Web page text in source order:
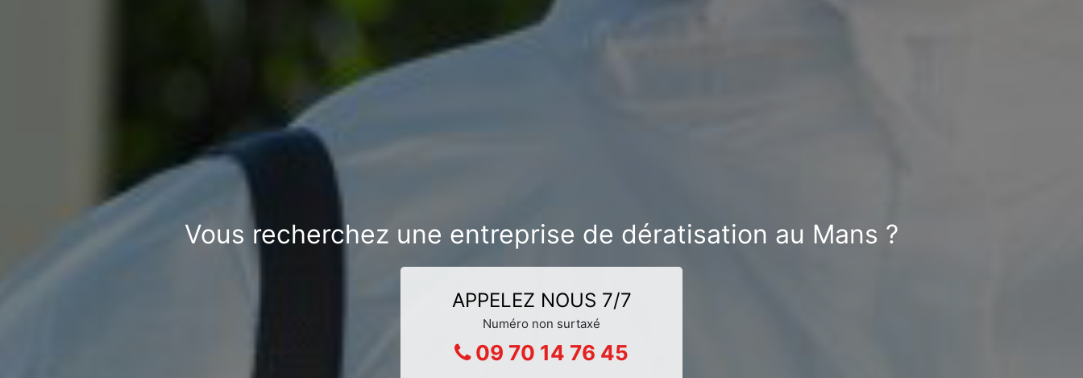
Vous recherchez une entreprise de dératisation au Mans ?
APPELEZ NOUS 7/7
Numéro non surtaxé
09 70 14 76 45